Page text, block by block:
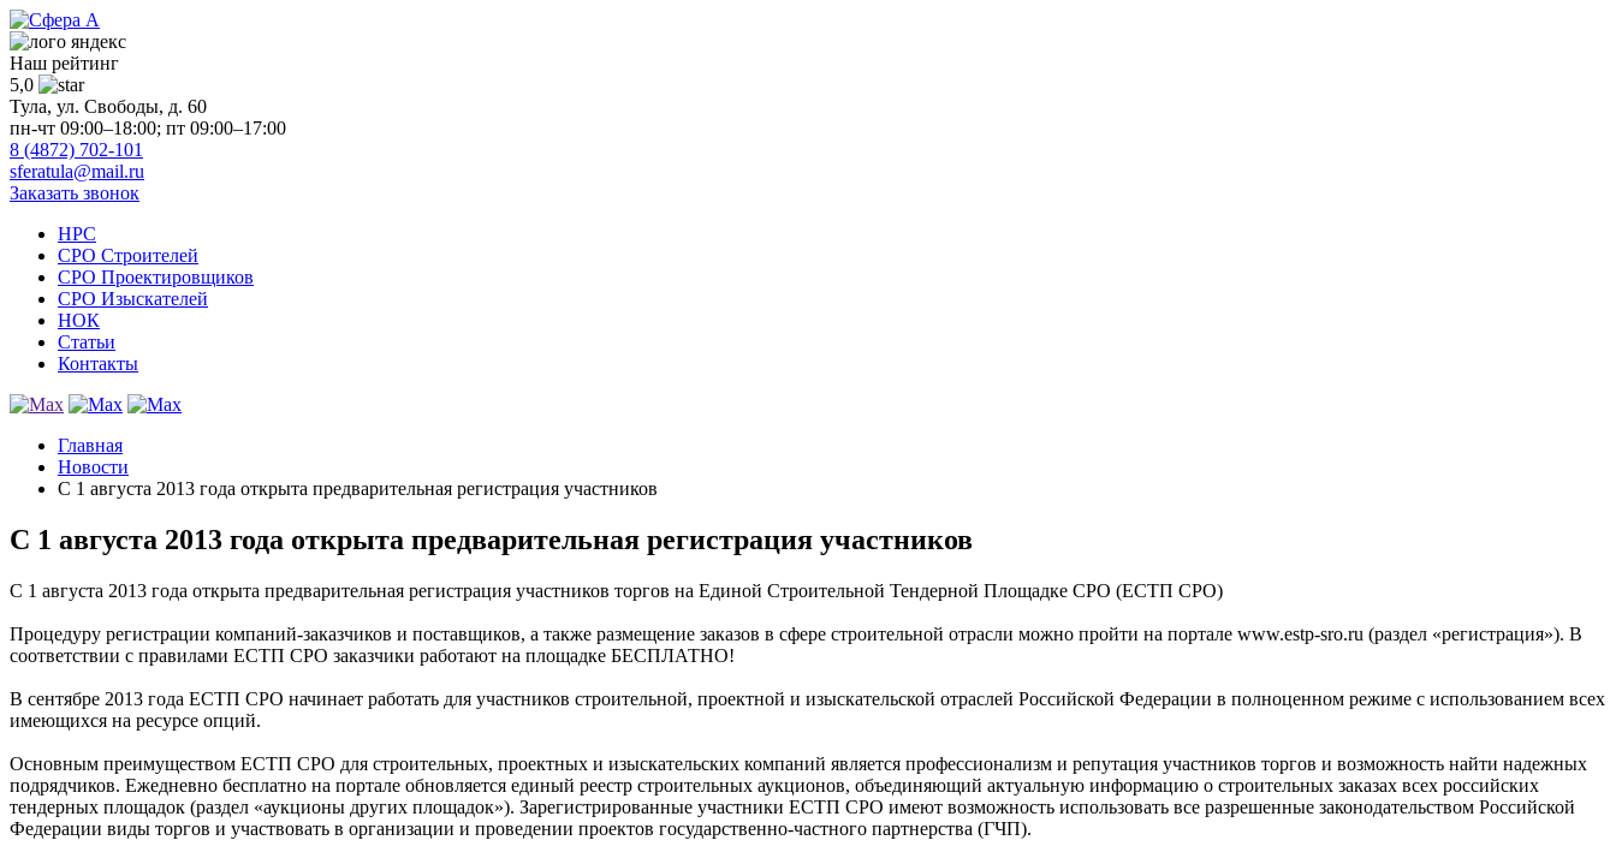
Наш рейтинг
5,0
Тула, ул. Свободы, д. 60
пн-чт 09:00–18:00; пт 09:00–17:00
8 (4872) 702-101
sferatula@mail.ru
Заказать звонок
НРС
СРО Строителей
СРО Проектировщиков
СРО Изыскателей
НОК
Статьи
Контакты
Главная
Новости
C 1 августа 2013 года открыта предварительная регистрация участников
C 1 августа 2013 года открыта предварительная регистрация участников
C 1 августа 2013 года открыта предварительная регистрация участников торгов на Единой Строительной Тендерной Площадке СРО (ЕСТП СРО)
Процедуру регистрации компаний-заказчиков и поставщиков, а также размещение заказов в сфере строительной отрасли можно пройти на портале www.estp-sro.ru (раздел «регистрация»). В
соответствии с правилами ЕСТП СРО заказчики работают на площадке БЕСПЛАТНО!
В сентябре 2013 года ЕСТП СРО начинает работать для участников строительной, проектной и изыскательской отраслей Российской Федерации в полноценном режиме с использованием всех
имеющихся на ресурсе опций.
Основным преимуществом ЕСТП СРО для строительных, проектных и изыскательских компаний является профессионализм и репутация участников торгов и возможность найти надежных
подрядчиков. Ежедневно бесплатно на портале обновляется единый реестр строительных аукционов, объединяющий актуальную информацию о строительных заказах всех российских
тендерных площадок (раздел «аукционы других площадок»). Зарегистрированные участники ЕСТП СРО имеют возможность использовать все разрешенные законодательством Российской
Федерации виды торгов и участвовать в организации и проведении проектов государственно-частного партнерства (ГЧП).